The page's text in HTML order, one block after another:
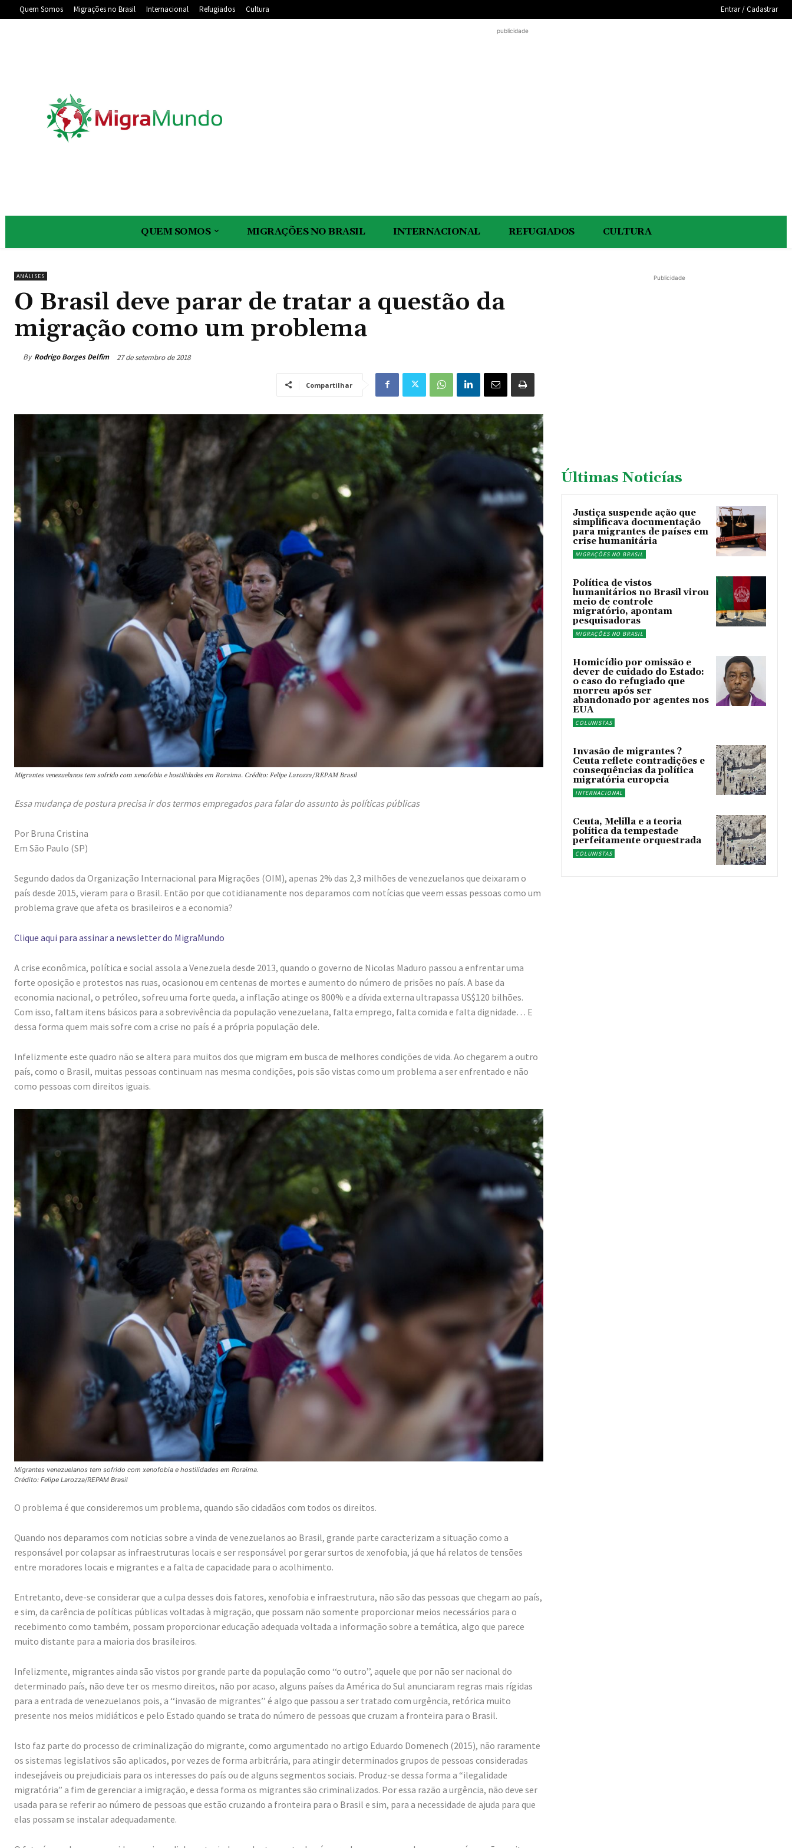
Quem Somos Migrações no Brasil Internacional Refugiados Cultura Entrar / Cadastrar
publicidade
QUEM SOMOS MIGRAÇÕES NO BRASIL INTERNACIONAL REFUGIADOS CULTURA
ANÁLISES
O Brasil deve parar de tratar a questão da
migração como um problema
By Rodrigo Borges Delfim 27 de setembro de 2018
Compartilhar
Migrantes venezuelanos tem sofrido com xenofobia e hostilidades em Roraima. Crédito: Felipe Larozza/REPAM Brasil
Essa mudança de postura precisa ir dos termos empregados para falar do assunto às políticas públicas
Por Bruna Cristina
Em São Paulo (SP)
Segundo dados da Organização Internacional para Migrações (OIM), apenas 2% das 2,3 milhões de venezuelanos que deixaram o
país desde 2015, vieram para o Brasil. Então por que cotidianamente nos deparamos com notícias que veem essas pessoas como um
problema grave que afeta os brasileiros e a economia?
Clique aqui para assinar a newsletter do MigraMundo
A crise econômica, política e social assola a Venezuela desde 2013, quando o governo de Nicolas Maduro passou a enfrentar uma
forte oposição e protestos nas ruas, ocasionou em centenas de mortes e aumento do número de prisões no país. A base da
economia nacional, o petróleo, sofreu uma forte queda, a inflação atinge os 800% e a dívida externa ultrapassa US$120 bilhões.
Com isso, faltam itens básicos para a sobrevivência da população venezuelana, falta emprego, falta comida e falta dignidade… E
dessa forma quem mais sofre com a crise no país é a própria população dele.
Infelizmente este quadro não se altera para muitos dos que migram em busca de melhores condições de vida. Ao chegarem a outro
país, como o Brasil, muitas pessoas continuam nas mesma condições, pois são vistas como um problema a ser enfrentado e não
como pessoas com direitos iguais.
Migrantes venezuelanos tem sofrido com xenofobia e hostilidades em Roraima.
Crédito: Felipe Larozza/REPAM Brasil
O problema é que consideremos um problema, quando são cidadãos com todos os direitos.
Quando nos deparamos com noticias sobre a vinda de venezuelanos ao Brasil, grande parte caracterizam a situação como a
responsável por colapsar as infraestruturas locais e ser responsável por gerar surtos de xenofobia, já que há relatos de tensões
entre moradores locais e migrantes e a falta de capacidade para o acolhimento.
Entretanto, deve-se considerar que a culpa desses dois fatores, xenofobia e infraestrutura, não são das pessoas que chegam ao país,
e sim, da carência de políticas públicas voltadas à migração, que possam não somente proporcionar meios necessários para o
recebimento como também, possam proporcionar educação adequada voltada a informação sobre a temática, algo que parece
muito distante para a maioria dos brasileiros.
Infelizmente, migrantes ainda são vistos por grande parte da população como ‘‘o outro’’, aquele que por não ser nacional do
determinado país, não deve ter os mesmo direitos, não por acaso, alguns países da América do Sul anunciaram regras mais rígidas
para a entrada de venezuelanos pois, a ‘‘invasão de migrantes’’ é algo que passou a ser tratado com urgência, retórica muito
presente nos meios midiáticos e pelo Estado quando se trata do número de pessoas que cruzam a fronteira para o Brasil.
Isto faz parte do processo de criminalização do migrante, como argumentado no artigo Eduardo Domenech (2015), não raramente
os sistemas legislativos são aplicados, por vezes de forma arbitrária, para atingir determinados grupos de pessoas consideradas
indesejáveis ou prejudiciais para os interesses do país ou de alguns segmentos sociais. Produz-se dessa forma a “ilegalidade
migratória” a fim de gerenciar a imigração, e dessa forma os migrantes são criminalizados. Por essa razão a urgência, não deve ser
usada para se referir ao número de pessoas que estão cruzando a fronteira para o Brasil e sim, para a necessidade de ajuda para que
elas possam se instalar adequadamente.
Publicidade
Últimas Noticías
Justiça suspende ação que
simplificava documentação
para migrantes de países em
crise humanitária
MIGRAÇÕES NO BRASIL
Política de vistos
humanitários no Brasil virou
meio de controle
migratório, apontam
pesquisadoras
MIGRAÇÕES NO BRASIL
Homicídio por omissão e
dever de cuidado do Estado:
o caso do refugiado que
morreu após ser
abandonado por agentes nos
EUA
COLUNISTAS
Invasão de migrantes ?
Ceuta reflete contradições e
consequências da política
migratória europeia
INTERNACIONAL
Ceuta, Melilla e a teoria
política da tempestade
perfeitamente orquestrada
COLUNISTAS